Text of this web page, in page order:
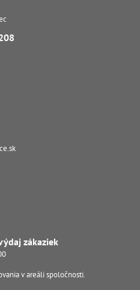
zákaziek
v areáli spoločnosti.